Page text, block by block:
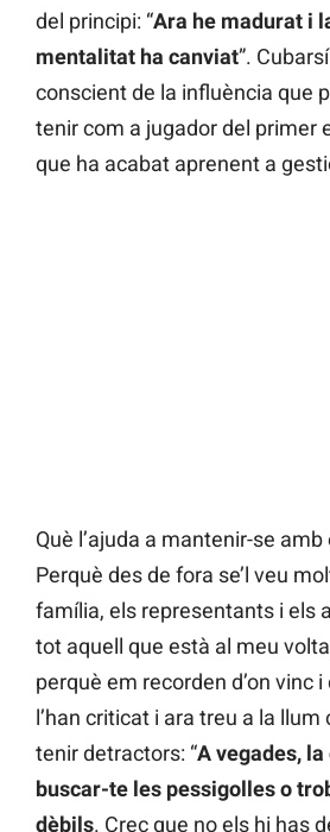
del principi: “Ara he madurat i
mentalitat ha canviat”.
conscient de la influència que
tenir com a jugador del primer
que ha acabat aprenent a
Què l’ajuda a mantenir-se
Perquè des de fora se’l veu
família, els representants i els
tot aquell que està al meu
perquè em recorden d’on vinc
l’han criticat i ara treu a la
tenir detractors: “A vegades,
buscar-te les pessigolles o
dèbils. Crec que no els hi has